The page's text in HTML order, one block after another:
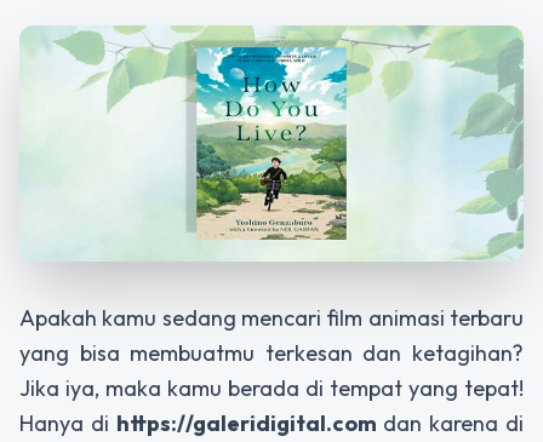
Apakah kamu sedang mencari film animasi terbaru
yang bisa membuatmu terkesan dan ketagihan?
Jika iya, maka kamu berada di tempat yang tepat!
Hanya di https://galeridigital.com dan karena di